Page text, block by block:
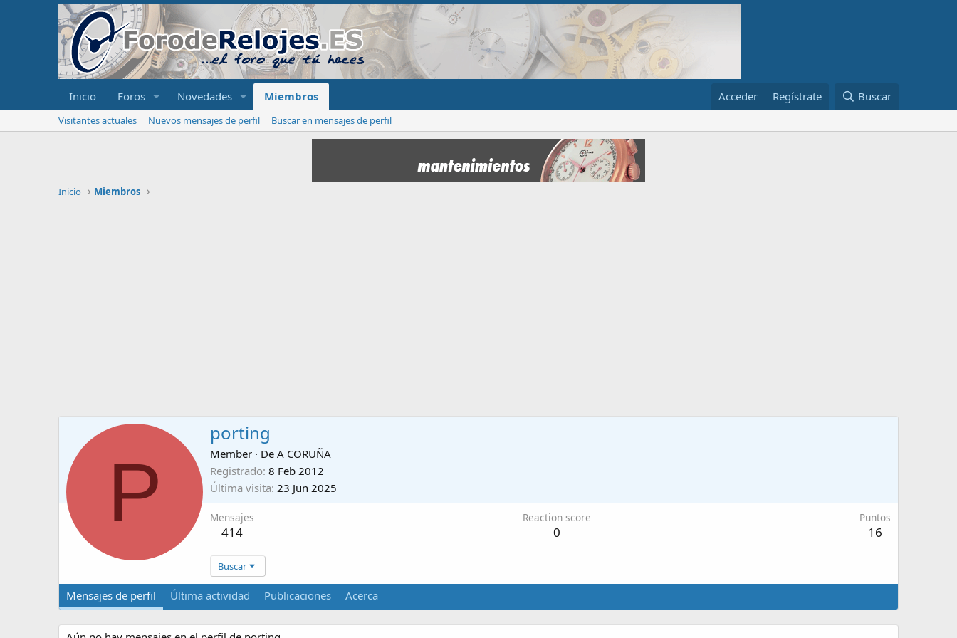
Inicio Foros Novedades Miembros Acceder Regístrate Buscar
Visitantes actuales Nuevos mensajes de perfil Buscar en mensajes de perfil
Inicio Miembros
P
porting
Member · De A CORUÑA
Registrado 8 Feb 2012
Última visita 23 Jun 2025
Mensajes
414
Reaction score
0
Puntos
16
Buscar
Mensajes de perfil Última actividad Publicaciones Acerca